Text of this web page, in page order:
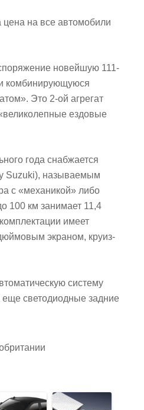
цена на все автомобили
новейшую 111-
комбинирующуюся
Это 2-ой агрегат
ездовые
года снабжается
Suzuki), называемым
с «механикой» либо
100 км занимает 11,4
имеет
экраном, круиз-
систему
еще светодиодные задние